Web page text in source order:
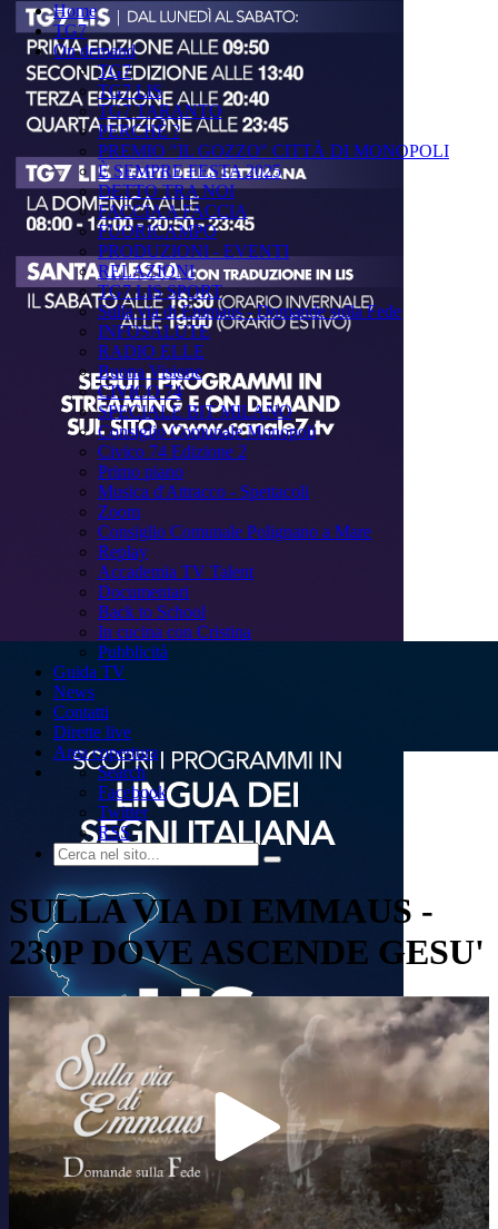
Home
TG7
On demand
TG7
TG7 LIS
TG7 TARANTO
PERCHÉ ?
PREMIO "IL GOZZO" CITTÀ DI MONOPOLI
È SEMPRE FESTA 2025
DETTO TRA NOI
FACCIA A FACCIA
FUORICAMPO
PRODUZIONI - EVENTI
RELAZIONI
TG7 LIS SPORT
Sulla via di Emmaus - Domande sulla Fede
INFOSALUTE
RADIO ELLE
Buona Visione
CIVICO 74
SPECIALE BIT MILANO
Consiglio Comunale Monopoli
Civico 74 Edizione 2
Primo piano
Musica d'Attracco - Spettacoli
Zoom
Consiglio Comunale Polignano a Mare
Replay
Accademia TV Talent
Documentari
Back to School
In cucina con Cristina
Pubblicità
Guida TV
News
Contatti
Dirette live
Area copertura
Search
Facebook
Twitter
RSS
SULLA VIA DI EMMAUS -
230P DOVE ASCENDE GESU'
Play